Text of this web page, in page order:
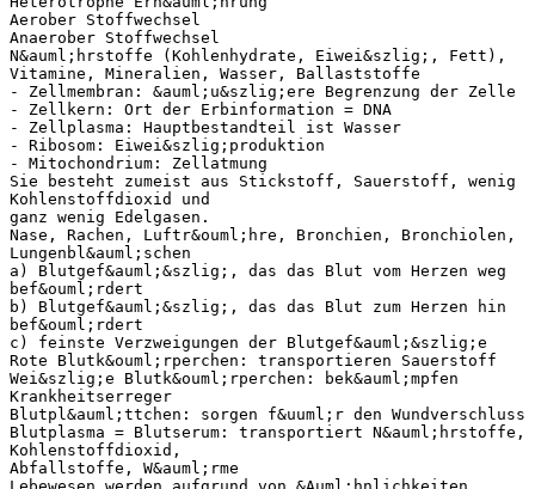
Aerober Stoffwechsel
Anaerober Stoffwechsel
N&auml;hrstoffe (Kohlenhydrate, Eiwei&szlig;, Fett),
Vitamine, Mineralien, Wasser, Ballaststoffe
- Zellmembran: &auml;u&szlig;ere Begrenzung der Zelle
- Zellkern: Ort der Erbinformation = DNA
- Zellplasma: Hauptbestandteil ist Wasser
- Ribosom: Eiwei&szlig;produktion
- Mitochondrium: Zellatmung
Sie besteht zumeist aus Stickstoff, Sauerstoff, wenig
Kohlenstoffdioxid und
ganz wenig Edelgasen.
Nase, Rachen, Luftr&ouml;hre, Bronchien, Bronchiolen,
Lungenbl&auml;schen
a) Blutgef&auml;&szlig;, das das Blut vom Herzen weg
bef&ouml;rdert
b) Blutgef&auml;&szlig;, das das Blut zum Herzen hin
bef&ouml;rdert
c) feinste Verzweigungen der Blutgef&auml;&szlig;e
Rote Blutk&ouml;rperchen: transportieren Sauerstoff
Wei&szlig;e Blutk&ouml;rperchen: bek&auml;mpfen
Krankheitserreger
Blutpl&auml;ttchen: sorgen f&uuml;r den Wundverschluss
Blutplasma = Blutserum: transportiert N&auml;hrstoffe,
Kohlenstoffdioxid,
Abfallstoffe, W&auml;rme